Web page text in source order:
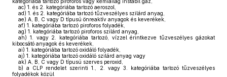
ac) 1. és 2. kategóriába tartozó aeroszol,
ad) 1. és 2. kategóriába tartozó tűzveszélyes szilárd anyag,
ae) A, B, C vagy D típusú önreaktív anyagok és keverékek,
af) 1. kategóriába tartozó piroforos folyadék,
ag) 1. kategóriába tartozó piroforos szilárd anyag,
ah) 1. vagy 2. kategóriába tartozó, vízzel érintkezve tűzveszélyes gázokat
kibocsátó anyagok és keverékek,
ai) 1. kategóriába tartozó oxidáló folyadék,
aj) 1. kategóriába tartozó oxidáló szilárd anyag vagy
ak) A, B, C vagy D típusú szerves peroxid,
b) a CLP rendelet szerinti 1., 2. vagy 3. kategóriába tartozó tűzveszélyes
folyadékok közül